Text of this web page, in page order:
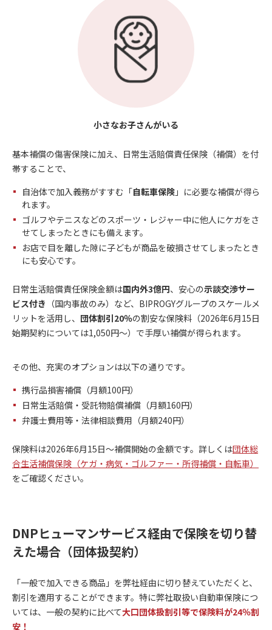
小さなお子さんがいる
基本補償の傷害保険に加え、日常生活賠償責任保険（補償）を付
帯することで、
自治体で加入義務がすすむ「自転車保険 」に必要な補償が得ら
れます。
ゴルフやテニスなどのスポーツ・レジャー中に他人にケガをさ
せてしまったときにも備えます。
お店で目を離した隙に子どもが商品を破損させてしまったとき
にも安心です。
日常生活賠償責任保険金額は国内外3億円、安心の示談交渉サー
ビス付き （国内事故のみ）など、BIPROGYグループのスケールメ
リットを活用し、 団体割引20％の割安な保険料（2026年6月15日
始期契約については1,050円～）で手厚い補償が得られます。
その他、充実のオプションは以下の通りです。
携行品損害補償（月額100円）
日常生活賠償・受託物賠償補償（月額160円）
弁護士費用等・法律相談費用（月額240円）
保険料は2026年6月15日～補償開始の金額です。詳しくは団体総
合生活補償保険（ケガ・病気・ゴルファー・所得補償・自転車）
をご確認ください。
DNPヒューマンサービス経由で保険を切り替
えた場合（団体扱契約）
「一般で加入できる商品」を弊社経由に切り替えていただくと、
割引を適用することができます。特に弊社取扱い自動車保険につ
いては、一般の契約に比べて大口団体扱割引等で保険料が24％割
安！